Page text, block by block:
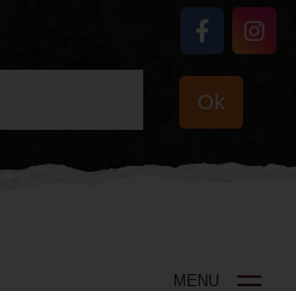
Ok
MENU